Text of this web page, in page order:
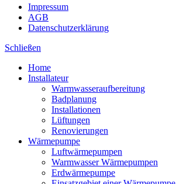
Impressum
AGB
Datenschutzerklärung
Schließen
Home
Installateur
Warmwasseraufbereitung
Badplanung
Installationen
Lüftungen
Renovierungen
Wärmepumpe
Luftwärmepumpen
Warmwasser Wärmepumpen
Erdwärmepumpe